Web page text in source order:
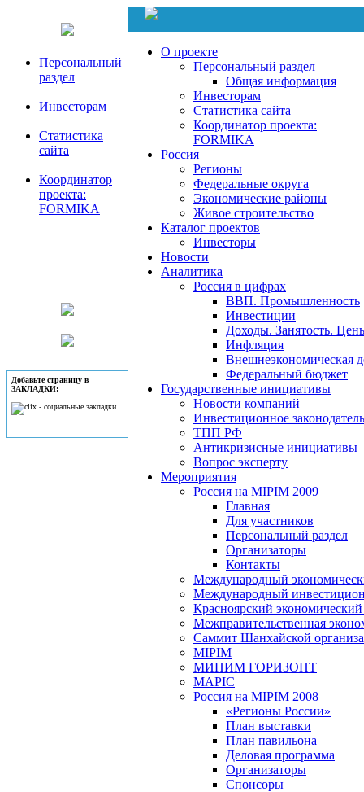
Персональный
раздел
Инвесторам
Статистика
сайта
Координатор
проекта:
FORMIKA
Добавьте страницу в
ЗАКЛАДКИ:
О проекте
Персональный раздел
Общая информация
Инвесторам
Статистика сайта
Координатор проекта:
FORMIKA
Россия
Регионы
Федеральные округа
Экономические районы
Живое строительство
Каталог проектов
Инвесторы
Новости
Аналитика
Россия в цифрах
ВВП. Промышленность
Инвестиции
Доходы. Занятость.
Инфляция
Внешнеэкономическая
Федеральный бюджет
Государственные инициативы
Новости компаний
Инвестиционное
ТПП РФ
Антикризисные инициативы
Вопрос эксперту
Мероприятия
Россия на MIPIM 2009
Главная
Для участников
Персональный раздел
Организаторы
Контакты
Международный
Международный
Красноярский
Межправительственная
Саммит Шанхайской
MIPIM
МИПИМ ГОРИЗОНТ
MAPIC
Россия на MIPIM 2008
«Регионы России»
План выставки
План павильона
Деловая программа
Организаторы
Спонсоры